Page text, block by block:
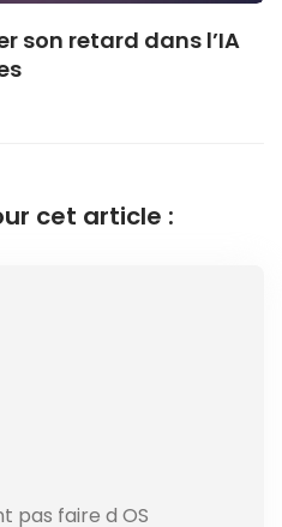
son retard dans l’IA
cet article :
pas faire d OS